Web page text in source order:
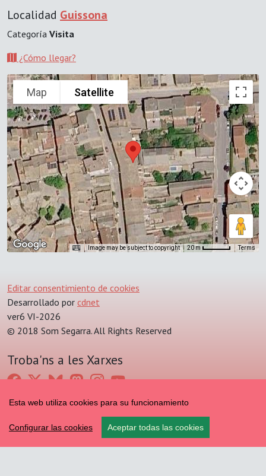
Esta web utiliza cookies para su funcionamiento
Configurar las cookies Aceptar todas las cookies
Localidad Guissona
Categoría Visita
¿Cómo llegar?
Map Satellite
Image may be subject to copyright 20 m Terms
Editar consentimiento de cookies
Desarrollado por cdnet
ver6 VI-2026
© 2018 Som Segarra. All Rights Reserved
Troba'ns a les Xarxes